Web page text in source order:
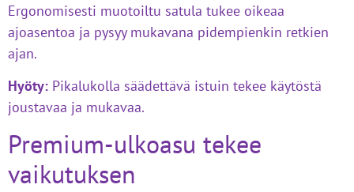
Ergonomisesti muotoiltu satula tukee oikeaa
ajoasentoa ja pysyy mukavana pidempienkin retkien
ajan.
Hyöty: Pikalukolla säädettävä istuin tekee käytöstä
joustavaa ja mukavaa.
Premium-ulkoasu tekee
vaikutuksen